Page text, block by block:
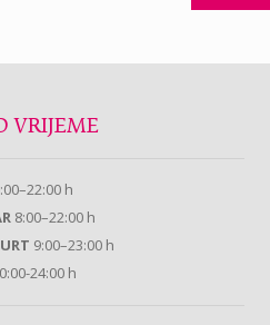
VRIJEME
h
8:00–22:00 h
9:00–23:00 h
24:00 h